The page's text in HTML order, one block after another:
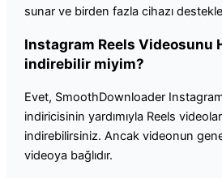
sunar ve birden fazla cihazı
Instagram Reels Videosunu
indirebilir miyim?
Evet, SmoothDownloader
indiricisinin yardımıyla Reels
indirebilirsiniz. Ancak videonun
videoya bağlıdır.